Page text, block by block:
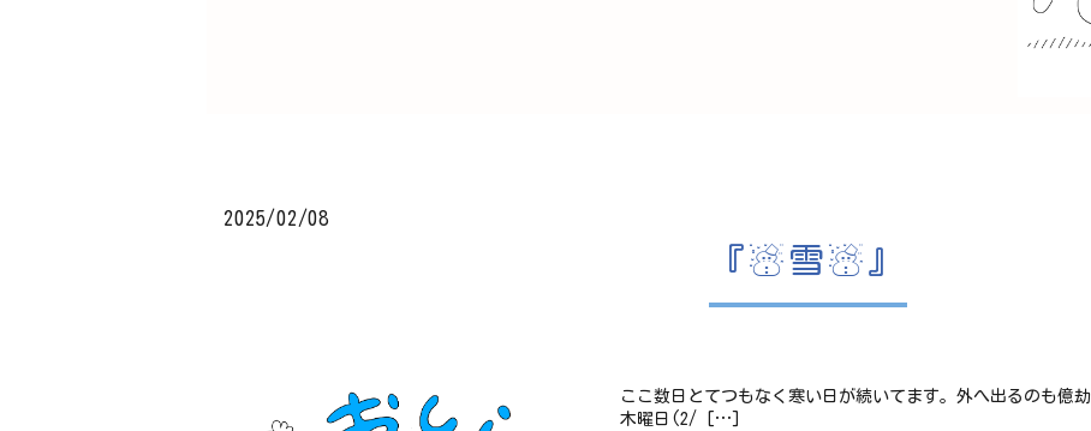
2025/02/08
『☃雪☃』
ここ数日とてつもなく寒い日が続いてます。外へ出るのも
木曜日(2/ […]